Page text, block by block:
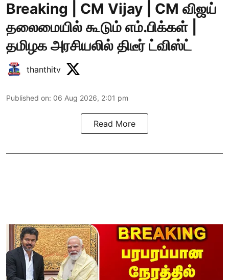
Breaking | CM Vijay | CM விஜய்
தலைமையில் கூடும் எம்.பிக்கள் |
தமிழக அரசியலில் திடீர் ட்விஸ்ட்
thanthitv
Published on: 06 Aug 2026, 2:01 pm
Read More